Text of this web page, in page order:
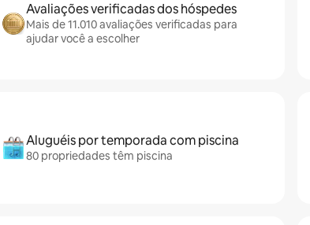
Avaliações verificadas dos hóspedes
Mais de 11.010 avaliações verificadas para
ajudar você a escolher
Aluguéis por temporada com piscina
80 propriedades têm piscina